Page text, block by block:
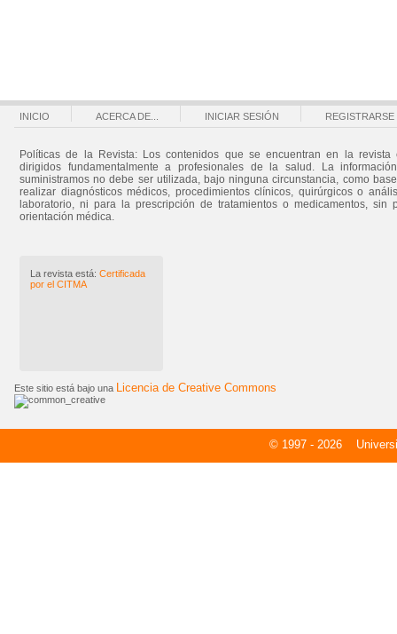
INICIO ACERCA DE... INICIAR SESIÓN REGISTRARSE
Políticas de la Revista: Los contenidos que se encuentran en la revista
dirigidos fundamentalmente a profesionales de la salud. La
suministramos no debe ser utilizada, bajo ninguna circunstancia, como
realizar diagnósticos médicos, procedimientos clínicos, quirúrgicos o
laboratorio, ni para la prescripción de tratamientos o medicamentos, sin
orientación médica.
La revista está: Certificada
por el CITMA
Este sitio está bajo una Licencia de Creative Commons
© 1997 - 2026